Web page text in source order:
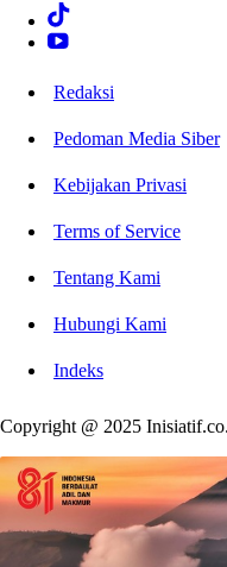
Redaksi
Pedoman Media Siber
Kebijakan Privasi
Terms of Service
Tentang Kami
Hubungi Kami
Indeks
Copyright @ 2025